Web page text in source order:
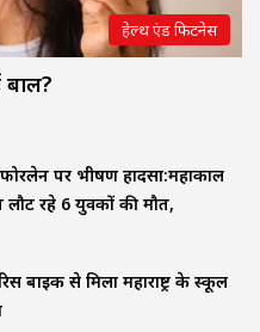
हेल्थ एंड फिटनेस
पर भीषण हादसा:महाकाल
लौट रहे 6 युवकों की मौत,
बाइक से मिला महाराष्ट्र के स्कूल